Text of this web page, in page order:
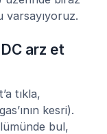
varsayıyoruz.
arz et
tıkla,
kesri).
bul,